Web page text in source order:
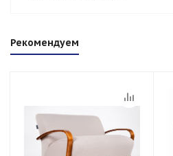
Рекомендуем